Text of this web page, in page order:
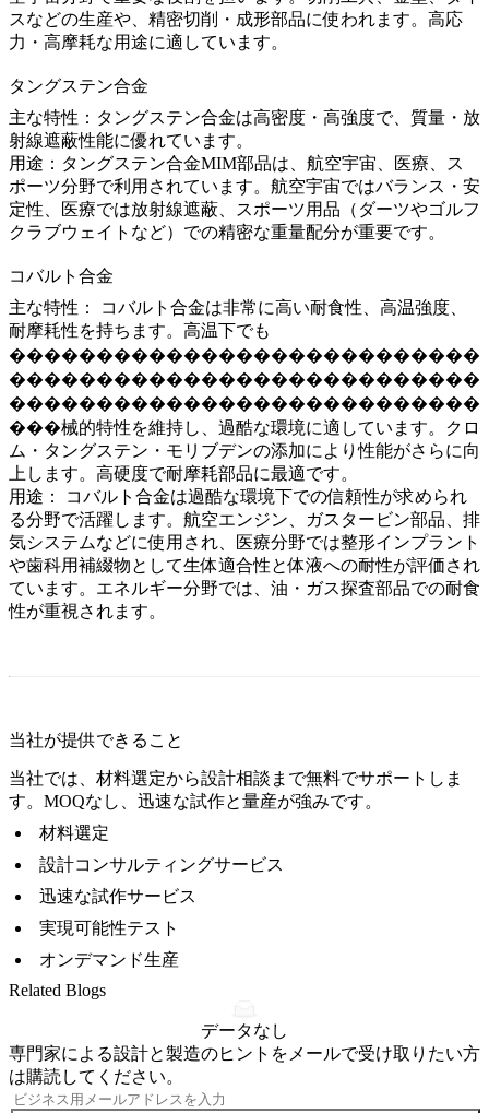
スなどの生産や、精密切削・成形部品に使われます。高応
力・高摩耗な用途に適しています。
タングステン合金
主な特性：タングステン合金は高密度・高強度で、質量・放
射線遮蔽性能に優れています。
用途：タングステン合金MIM部品は、航空宇宙、医療、ス
ポーツ分野で利用されています。航空宇宙ではバランス・安
定性、医療では放射線遮蔽、スポーツ用品（ダーツやゴルフ
クラブウェイトなど）での精密な重量配分が重要です。
コバルト合金
主な特性：
コバルト合金は非常に高い耐食性、高温強度、
耐摩耗性を持ちます。高温下でも
���������������������������
���������������������������
���������������������������
���械的特性を維持し、過酷な環境に適しています。クロ
ム・タングステン・モリブデンの添加により性能がさらに向
上します。高硬度で耐摩耗部品に最適です。
用途：
コバルト合金は過酷な環境下での信頼性が求められ
る分野で活躍します。航空エンジン、ガスタービン部品、排
気システムなどに使用され、医療分野では整形インプラント
や歯科用補綴物として生体適合性と体液への耐性が評価され
ています。エネルギー分野では、油・ガス探査部品での耐食
性が重視されます。
当社が提供できること
当社では、材料選定から設計相談まで無料でサポートしま
す。MOQなし、迅速な試作と量産が強みです。
材料選定
設計コンサルティングサービス
迅速な試作サービス
実現可能性テスト
オンデマンド生産
Related Blogs
データなし
専門家による設計と製造のヒントをメールで受け取りたい方
は購読してください。